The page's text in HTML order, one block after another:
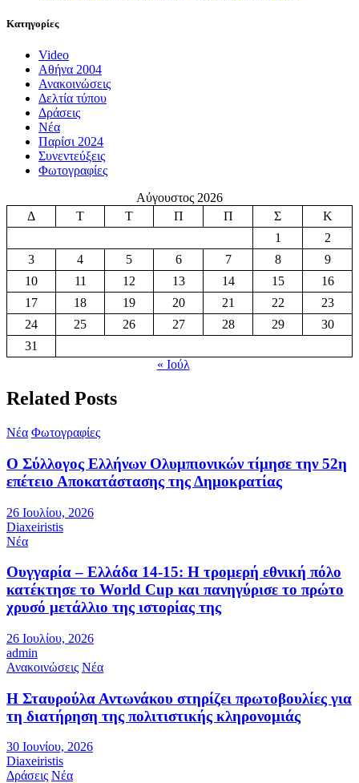
Κατηγορίες
Video
Αθήνα 2004
Ανακοινώσεις
Δελτία τύπου
Δράσεις
Νέα
Παρίσι 2024
Συνεντεύξεις
Φωτογραφίες
Αύγουστος 2026
Δ
Τ Τ Π Π Σ
Κ
1
2
3
4 5 6 7 8
9
10
11 12 13 14 15
16
17
18 19 20 21 22
23
24
25 26 27 28 29
30
31
« Ιούλ
Related Posts
Νέα Φωτογραφίες
Ο Σύλλογος Ελλήνων Ολυμπιονικών τίμησε την 52η
επέτειο Αποκατάστασης της Δημοκρατίας
26 Ιουλίου, 2026
Diaxeiristis
Νέα
Ουγγαρία – Ελλάδα 14-15: Η τρομερή εθνική πόλο
κατέκτησε το World Cup και πανηγύρισε το πρώτο
χρυσό μετάλλιο της ιστορίας της
26 Ιουλίου, 2026
admin
Ανακοινώσεις Νέα
Η Σταυρούλα Αντωνάκου στηρίζει πρωτοβουλίες για
τη διατήρηση της πολιτιστικής κληρονομιάς
30 Ιουνίου, 2026
Diaxeiristis
Δράσεις Νέα